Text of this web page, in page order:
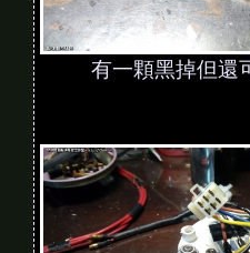
有一顆黑掉但還